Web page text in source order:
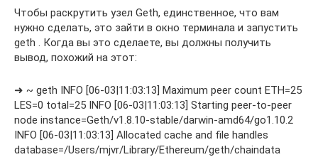
Чтобы раскрутить узел Geth, единственное, что вам
нужно сделать, это зайти в окно терминала и запустить
geth . Когда вы это сделаете, вы должны получить
вывод, похожий на этот:
➜ ~ geth INFO [06-03|11:03:13] Maximum peer count ETH=25
LES=0 total=25 INFO [06-03|11:03:13] Starting peer-to-peer
node instance=Geth/v1.8.10-stable/darwin-amd64/go1.10.2
INFO [06-03|11:03:13] Allocated cache and file handles
database=/Users/mjvr/Library/Ethereum/geth/chaindata